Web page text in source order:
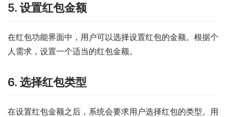
5. 设置红包金额
在红包功能界面中，用户可以选择设置红包的金额。根据个
人需求，设置一个适当的红包金额。
6. 选择红包类型
在设置红包金额之后，系统会要求用户选择红包的类型。用